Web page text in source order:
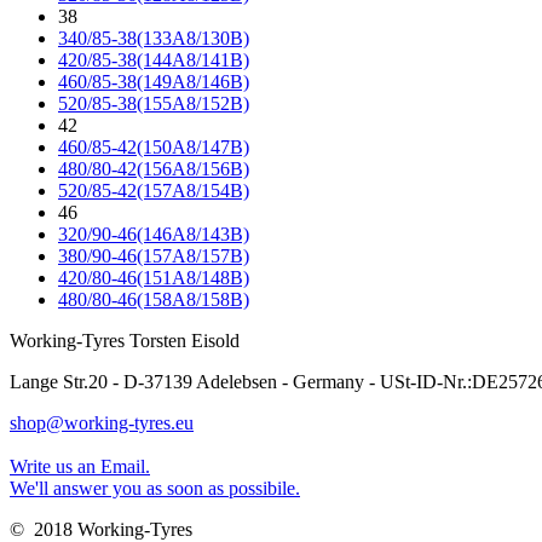
38
340/85-38(133A8/130B)
420/85-38(144A8/141B)
460/85-38(149A8/146B)
520/85-38(155A8/152B)
42
460/85-42(150A8/147B)
480/80-42(156A8/156B)
520/85-42(157A8/154B)
46
320/90-46(146A8/143B)
380/90-46(157A8/157B)
420/80-46(151A8/148B)
480/80-46(158A8/158B)
Working-Tyres Torsten Eisold
Lange Str.20 - D-37139 Adelebsen - Germany - USt-ID-
shop@working-tyres.eu
Write us an Email.
We'll answer you as soon as possibile.
© 2018 Working-Tyres